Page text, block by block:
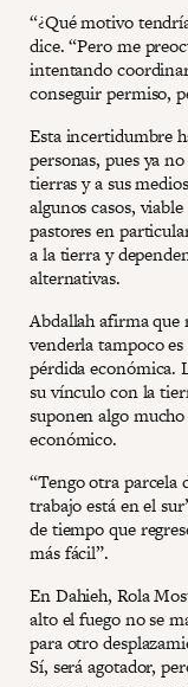
“¿Qué motivo
dice. “Pero me
intentando
conseguir permiso,
Esta incertidumbre
personas, pues ya
tierras y a sus
algunos casos,
pastores en
a la tierra y
alternativas.
Abdallah afirma
venderla tampoco
pérdida económica.
su vínculo con la
suponen algo
económico.
“Tengo otra parcela
trabajo está en el
de tiempo que
más fácil”.
En Dahieh, Rola
alto el fuego no se
para otro
Sí, será agotador,